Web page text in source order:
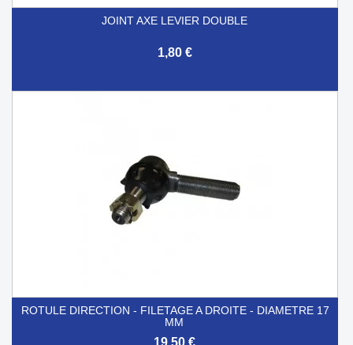
JOINT AXE LEVIER DOUBLE
1,80 €
ROTULE DIRECTION - FILETAGE A DROITE - DIAMETRE 17
MM
19,50 €